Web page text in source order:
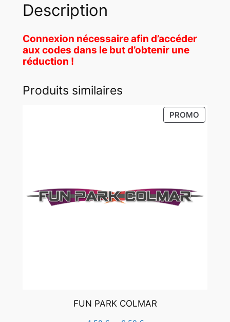
Description
Connexion nécessaire afin d’accéder
aux codes dans le but d’obtenir une
réduction !
Produits similaires
PROMO
EN
FUN PARK COLMAR